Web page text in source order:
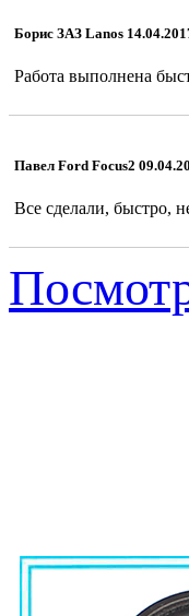
Борис ЗАЗ Lanos
Работа выполнена
Павел Ford Focus2
Все сделали, быстро,